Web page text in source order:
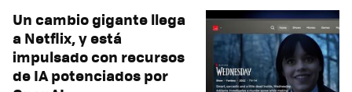
Un cambio gigante llega
a Netflix, y está
impulsado con recursos
de IA potenciados por